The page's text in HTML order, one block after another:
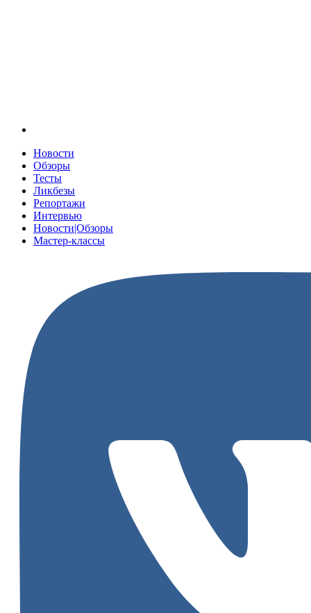
Новости
Обзоры
Тесты
Ликбезы
Репортажи
Интервью
Новости|Обзоры
Мастер-классы